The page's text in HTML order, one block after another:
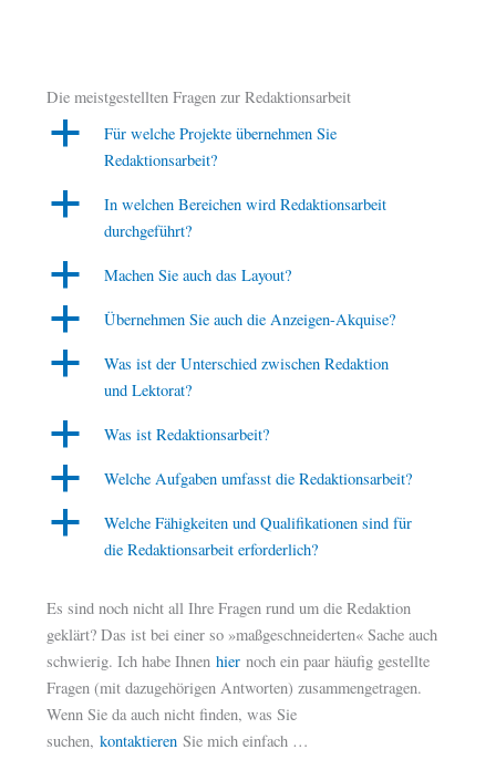
Die meistgestellten Fragen zur Redaktionsarbeit
a
Für welche Projekte übernehmen Sie
Redaktionsarbeit?
a
In welchen Bereichen wird Redaktionsarbeit
durchgeführt?
a Machen Sie auch das Layout?
a Übernehmen Sie auch die Anzeigen-Akquise?
a
Was ist der Unterschied zwischen Redaktion
und Lektorat?
a Was ist Redaktionsarbeit?
a Welche Aufgaben umfasst die Redaktionsarbeit?
a
Welche Fähigkeiten und Qualifikationen sind für
die Redaktionsarbeit erforderlich?
Es sind noch nicht all Ihre Fragen rund um die Redaktion
geklärt? Das ist bei einer so »maßgeschneiderten« Sache auch
schwierig. Ich habe Ihnen hiernoch ein paar häufig gestellte
Fragen (mit dazugehörigen Antworten) zusammengetragen.
Wenn Sie da auch nicht finden, was Sie
suchen, kontaktierenSie mich einfach …